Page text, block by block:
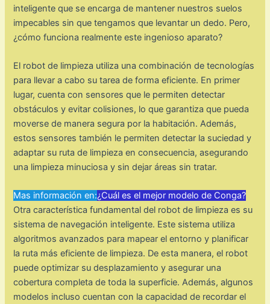
inteligente que se encarga de mantener nuestros suelos
impecables sin que tengamos que levantar un dedo. Pero,
¿cómo funciona realmente este ingenioso aparato?
El robot de limpieza utiliza una combinación de tecnologías
para llevar a cabo su tarea de forma eficiente. En primer
lugar, cuenta con sensores que le permiten detectar
obstáculos y evitar colisiones, lo que garantiza que pueda
moverse de manera segura por la habitación. Además,
estos sensores también le permiten detectar la suciedad y
adaptar su ruta de limpieza en consecuencia, asegurando
una limpieza minuciosa y sin dejar áreas sin tratar.
Mas información en:¿Cuál es el mejor modelo de Conga?
Otra característica fundamental del robot de limpieza es su
sistema de navegación inteligente. Este sistema utiliza
algoritmos avanzados para mapear el entorno y planificar
la ruta más eficiente de limpieza. De esta manera, el robot
puede optimizar su desplazamiento y asegurar una
cobertura completa de toda la superficie. Además, algunos
modelos incluso cuentan con la capacidad de recordar el